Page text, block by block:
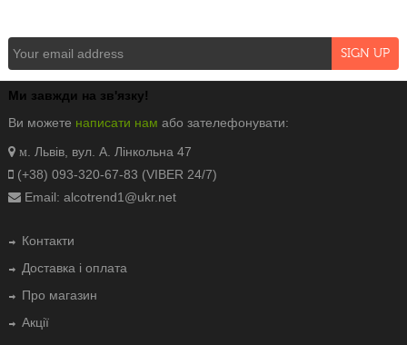
Ми завжди на зв'язку!
Ви можете написати нам або зателефонувати:
м
. Львів, вул. А. Лінкольна 47
(+38) 093-320-67-83 (VIBER 24/7)
Email: alcotrend1@ukr.net
Контакти
Доставка і оплата
Про магазин
Акції